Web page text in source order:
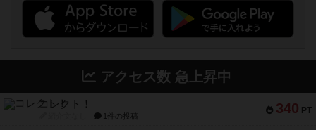
アクセス数 急上昇中
340 PT
コレクト！
1件の投稿